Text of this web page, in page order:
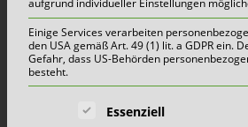
24.
aufgrund individueller Einstellungen
Einige Services verarbeiten
den USA gemäß Art. 49 (1) lit. a GDPR ein.
Gefahr, dass US-Behörden
besteht.
Es folgt eine Liste
Essenziell